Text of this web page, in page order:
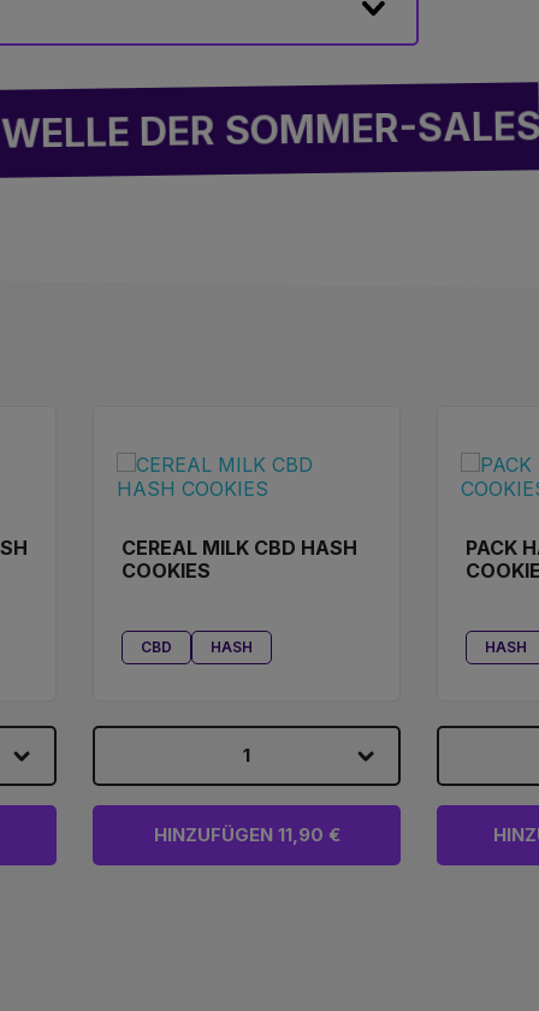
SOMMER-SALES: BIS
CEREAL MILK CBD HASH
COOKIES
CBD HASH
1
HINZUFÜGEN 11,90 €
PACK
HASH